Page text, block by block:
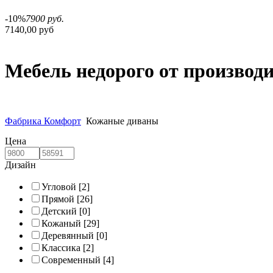
-10%7900 руб.
7140,00 руб
Мебель недорого от
Фабрика Комфорт Кожаные диваны
Цена
Дизайн
Угловой [2]
Прямой [26]
Детский [0]
Кожаный [29]
Деревянный [0]
Классика [2]
Современный [4]